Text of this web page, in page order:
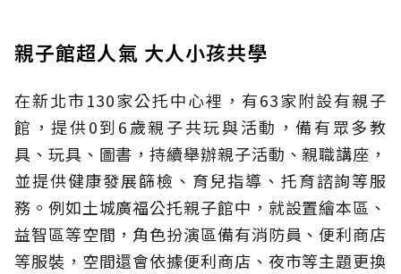
親子館超人氣 大人小孩共學
在新北市130家公托中心裡，有63家附設有親子
館，提供0到6歲親子共玩與活動，備有眾多教
具、玩具、圖書，持續舉辦親子活動、親職講座，
並提供健康發展篩檢、育兒指導、托育諮詢等服
務。例如土城廣福公托親子館中，就設置繪本區、
益智區等空間，角色扮演區備有消防員、便利商店
等服裝，空間還會依據便利商店、夜市等主題更換